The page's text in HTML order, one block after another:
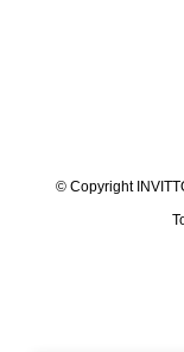
© Copyright